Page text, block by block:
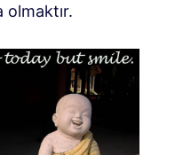
olmaktır.